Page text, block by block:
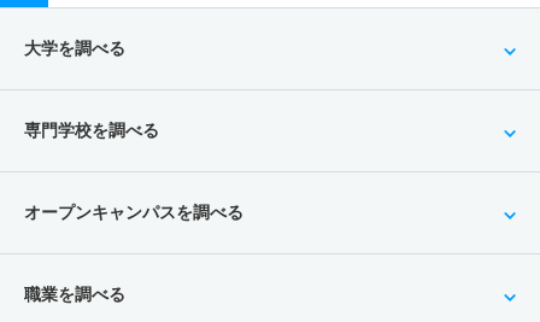
大学を調べる
専門学校を調べる
オープンキャンパスを調べる
職業を調べる